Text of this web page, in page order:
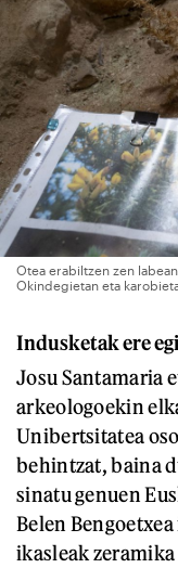
Otea erabiltzen zen
Okindegietan eta
Indusketak ere
Josu Santamaria
arkeologoekin
Unibertsitatea
behintzat, baina
sinatu genuen
Belen
ikasleak